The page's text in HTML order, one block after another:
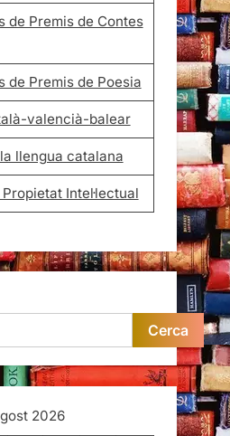
de Premis de Contes
de Premis de Poesia
valencià-balear
llengua catalana
Intel·lectual
Cerca
2026